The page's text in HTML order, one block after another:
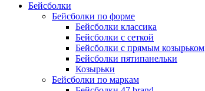
Бейсболки
Бейсболки по форме
Бейсболки классика
Бейсболки с сеткой
Бейсболки с прямым козырьком
Бейсболки пятипанельки
Козырьки
Бейсболки по маркам